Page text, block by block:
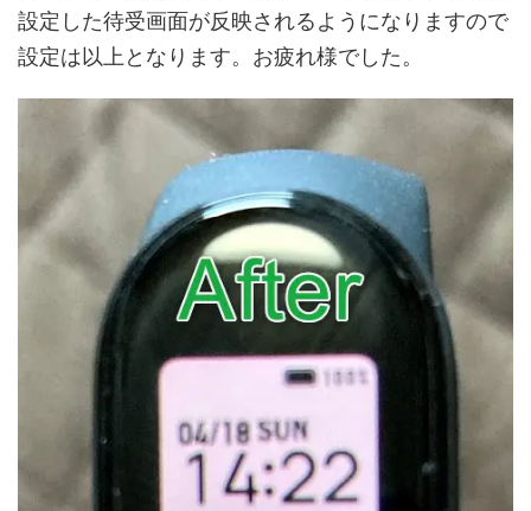
設定した待受画面が反映されるようになりますので
設定は以上となります。お疲れ様でした。